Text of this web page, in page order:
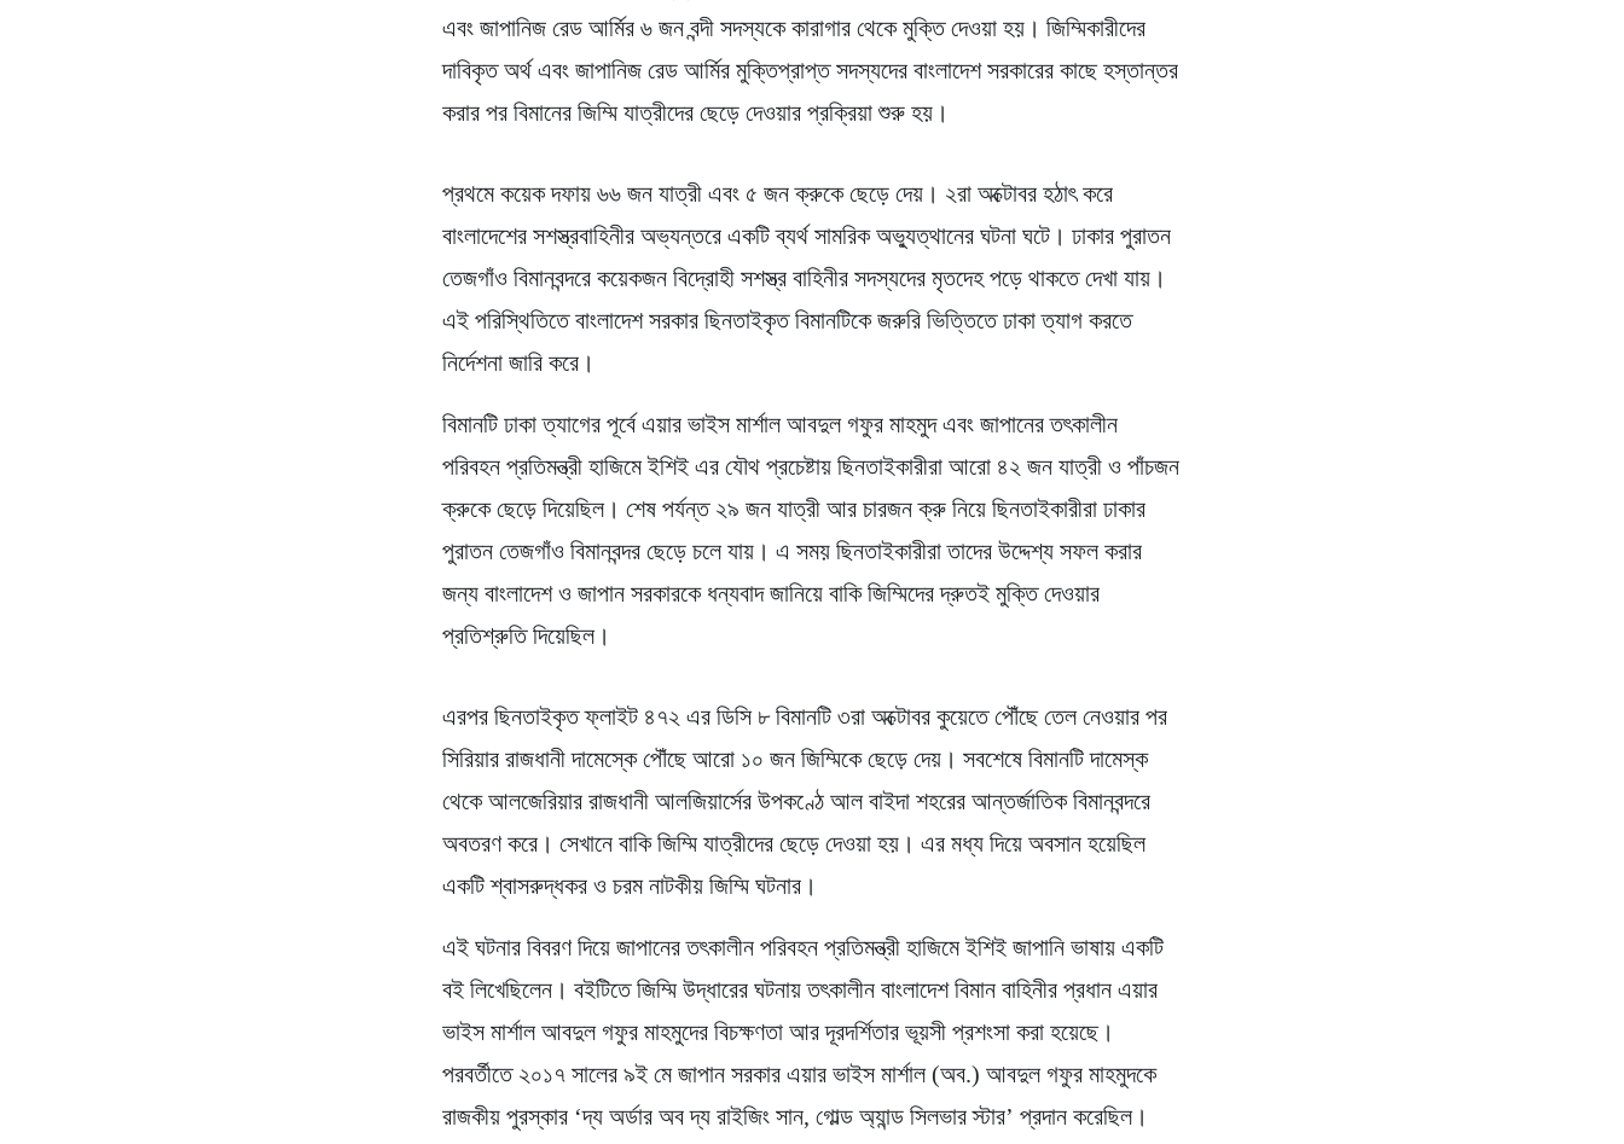
এবং জাপানিজ রেড আর্মির ৬ জন বন্দী সদস্যকে কারাগার থেকে মুক্তি দেওয়া হয়। জিম্মিকারীদের
দাবিকৃত অর্থ এবং জাপানিজ রেড আর্মির মুক্তিপ্রাপ্ত সদস্যদের বাংলাদেশ সরকারের কাছে হস্তান্তর
করার পর বিমানের জিম্মি যাত্রীদের ছেড়ে দেওয়ার প্রক্রিয়া শুরু হয়।
প্রথমে কয়েক দফায় ৬৬ জন যাত্রী এবং ৫ জন ক্রুকে ছেড়ে দেয়। ২রা অক্টোবর হঠাৎ করে
বাংলাদেশের সশস্ত্রবাহিনীর অভ্যন্তরে একটি ব্যর্থ সামরিক অভ্যুত্থানের ঘটনা ঘটে। ঢাকার পুরাতন
তেজগাঁও বিমানবন্দরে কয়েকজন বিদ্রোহী সশস্ত্র বাহিনীর সদস্যদের মৃতদেহ পড়ে থাকতে দেখা যায়।
এই পরিস্থিতিতে বাংলাদেশ সরকার ছিনতাইকৃত বিমানটিকে জরুরি ভিত্তিতে ঢাকা ত্যাগ করতে
নির্দেশনা জারি করে।
বিমানটি ঢাকা ত্যাগের পূর্বে এয়ার ভাইস মার্শাল আবদুল গফুর মাহমুদ এবং জাপানের তৎকালীন
পরিবহন প্রতিমন্ত্রী হাজিমে ইশিই এর যৌথ প্রচেষ্টায় ছিনতাইকারীরা আরো ৪২ জন যাত্রী ও পাঁচজন
ক্রুকে ছেড়ে দিয়েছিল। শেষ পর্যন্ত ২৯ জন যাত্রী আর চারজন ক্রু নিয়ে ছিনতাইকারীরা ঢাকার
পুরাতন তেজগাঁও বিমানবন্দর ছেড়ে চলে যায়। এ সময় ছিনতাইকারীরা তাদের উদ্দেশ্য সফল করার
জন্য বাংলাদেশ ও জাপান সরকারকে ধন্যবাদ জানিয়ে বাকি জিম্মিদের দ্রুতই মুক্তি দেওয়ার
প্রতিশ্রুতি দিয়েছিল।
এরপর ছিনতাইকৃত ফ্লাইট ৪৭২ এর ডিসি ৮ বিমানটি ৩রা অক্টোবর কুয়েতে পৌঁছে তেল নেওয়ার পর
সিরিয়ার রাজধানী দামেস্কে পৌঁছে আরো ১০ জন জিম্মিকে ছেড়ে দেয়। সবশেষে বিমানটি দামেস্ক
থেকে আলজেরিয়ার রাজধানী আলজিয়ার্সের উপকণ্ঠে আল বাইদা শহরের আন্তর্জাতিক বিমানবন্দরে
অবতরণ করে। সেখানে বাকি জিম্মি যাত্রীদের ছেড়ে দেওয়া হয়। এর মধ্য দিয়ে অবসান হয়েছিল
একটি শ্বাসরুদ্ধকর ও চরম নাটকীয় জিম্মি ঘটনার।
এই ঘটনার বিবরণ দিয়ে জাপানের তৎকালীন পরিবহন প্রতিমন্ত্রী হাজিমে ইশিই জাপানি ভাষায় একটি
বই লিখেছিলেন। বইটিতে জিম্মি উদ্ধারের ঘটনায় তৎকালীন বাংলাদেশ বিমান বাহিনীর প্রধান এয়ার
ভাইস মার্শাল আবদুল গফুর মাহমুদের বিচক্ষণতা আর দূরদর্শিতার ভূয়সী প্রশংসা করা হয়েছে।
পরবর্তীতে ২০১৭ সালের ৯ই মে জাপান সরকার এয়ার ভাইস মার্শাল (অব.) আবদুল গফুর মাহমুদকে
রাজকীয় পুরস্কার ‘দ্য অর্ডার অব দ্য রাইজিং সান, গোল্ড অ্যান্ড সিলভার স্টার’ প্রদান করেছিল।